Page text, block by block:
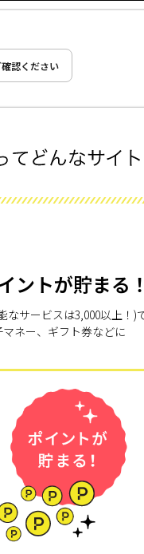
認ください
ントが貯まる
なサービスは3,000以上！)
ネー、ギフト券などに